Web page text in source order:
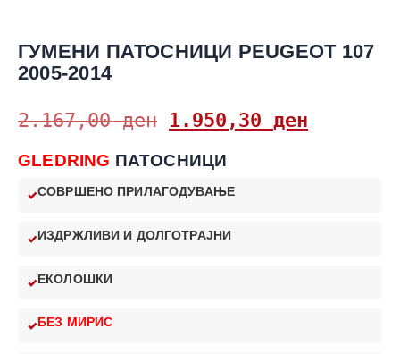
ГУМЕНИ ПАТОСНИЦИ PEUGEOT 107
2005-2014
2.167,00ден 1.950,30 ден
GLEDRING ПАТОСНИЦИ
СОВРШЕНО ПРИЛАГОДУВАЊЕ
ИЗДРЖЛИВИ И ДОЛГОТРАЈНИ
ЕКОЛОШКИ
БЕЗ МИРИС